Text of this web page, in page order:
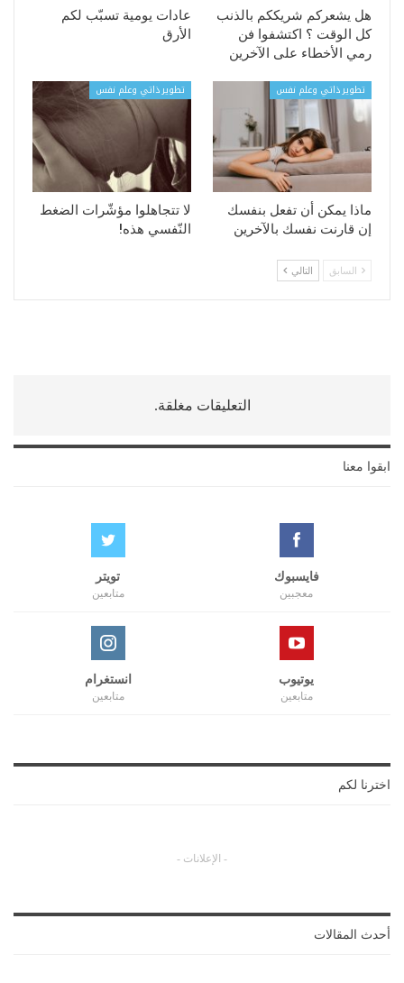
هل يشعركم شريككم بالذنب
كل الوقت ؟ اكتشفوا فن
رمي الأخطاء على الآخرين
عادات يومية تسبّب لكم
الأرق
تطوير ذاتي وعلم نفس
ماذا يمكن أن تفعل بنفسك
إن قارنت نفسك بالآخرين
تطوير ذاتي وعلم نفس
لا تتجاهلوا مؤشّرات الضغط
النّفسي هذه!
السابق التالي
التعليقات مغلقة.
ابقوا معنا
فايسبوك
معجبين
تويتر
متابعين
يوتيوب
متابعين
انستغرام
متابعين
اخترنا لكم
- الإعلانات -
أحدث المقالات